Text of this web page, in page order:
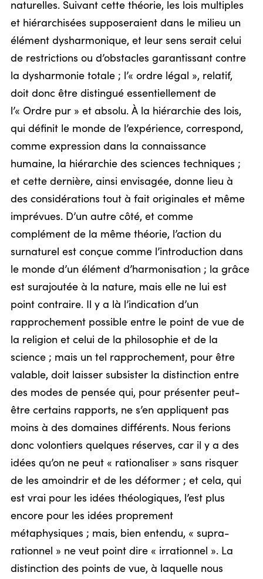
naturelles. Suivant cette théorie, les lois multiples
et hiérarchisées supposeraient dans le milieu un
élément dysharmonique, et leur sens serait celui
de restrictions ou d’obstacles garantissant contre
la dysharmonie totale ; l’« ordre légal », relatif,
doit donc être distingué essentiellement de
l’« Ordre pur » et absolu. À la hiérarchie des lois,
qui définit le monde de l’expérience, correspond,
comme expression dans la connaissance
humaine, la hiérarchie des sciences techniques ;
et cette dernière, ainsi envisagée, donne lieu à
des considérations tout à fait originales et même
imprévues. D’un autre côté, et comme
complément de la même théorie, l’action du
surnaturel est conçue comme l’introduction dans
le monde d’un élément d’harmonisation ; la grâce
est surajoutée à la nature, mais elle ne lui est
point contraire. Il y a là l’indication d’un
rapprochement possible entre le point de vue de
la religion et celui de la philosophie et de la
science ; mais un tel rapprochement, pour être
valable, doit laisser subsister la distinction entre
des modes de pensée qui, pour présenter peut-
être certains rapports, ne s’en appliquent pas
moins à des domaines différents. Nous ferions
donc volontiers quelques réserves, car il y a des
idées qu’on ne peut « rationaliser » sans risquer
de les amoindrir et de les déformer ; et cela, qui
est vrai pour les idées théologiques, l’est plus
encore pour les idées proprement
métaphysiques ; mais, bien entendu, « supra-
rationnel » ne veut point dire « irrationnel ». La
distinction des points de vue, à laquelle nous